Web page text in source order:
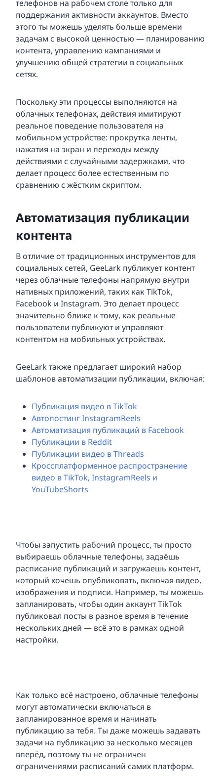
телефонов на рабочем столе только для
поддержания активности аккаунтов. Вместо
этого ты можешь уделять больше времени
задачам с высокой ценностью — планированию
контента, управлению кампаниями и
улучшению общей стратегии в социальных
сетях.
Поскольку эти процессы выполняются на
облачных телефонах, действия имитируют
реальное поведение пользователя на
мобильном устройстве: прокрутка ленты,
нажатия на экран и переходы между
действиями с случайными задержками, что
делает процесс более естественным по
сравнению с жёстким скриптом.
Автоматизация публикации
контента
В отличие от традиционных инструментов для
социальных сетей, GeeLark публикует контент
через облачные телефоны напрямую внутри
нативных приложений, таких как TikTok,
Facebook и Instagram. Это делает процесс
значительно ближе к тому, как реальные
пользователи публикуют и управляют
контентом на мобильных устройствах.
GeeLark также предлагает широкий набор
шаблонов автоматизации публикации, включая:
Публикация видео в TikTok
Автопостинг InstagramReels
Автоматизация публикаций в Facebook
Публикации в Reddit
Публикации видео в Threads
Кроссплатформенное распространение
видео в TikTok, InstagramReels и
YouTubeShorts
Чтобы запустить рабочий процесс, ты просто
выбираешь облачные телефоны, задаёшь
расписание публикаций и загружаешь контент,
который хочешь опубликовать, включая видео,
изображения и подписи. Например, ты можешь
запланировать, чтобы один аккаунт TikTok
публиковал посты в разное время в течение
нескольких дней — всё это в рамках одной
настройки.
Как только всё настроено, облачные телефоны
могут автоматически включаться в
запланированное время и начинать
публикацию за тебя. Ты даже можешь задавать
задачи на публикацию за несколько месяцев
вперёд, поэтому ты не ограничен
ограничениями расписаний самих платформ.